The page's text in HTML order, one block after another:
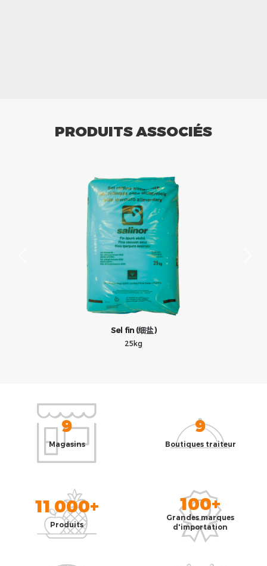
PRODUITS ASSOCIÉS
Sel fin (细盐)
25kg
9
Magasins
9
Boutiques traiteur
11 000+
Produits
100+
Grandes marques
d'importation